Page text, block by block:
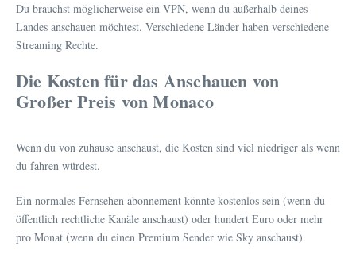
Du brauchst möglicherweise ein VPN, wenn du außerhalb deines
Landes anschauen möchtest. Verschiedene Länder haben verschiedene
Streaming Rechte.
Die Kosten für das Anschauen von
Großer Preis von Monaco
Wenn du von zuhause anschaust, die Kosten sind viel niedriger als wenn
du fahren würdest.
Ein normales Fernsehen abonnement könnte kostenlos sein (wenn du
öffentlich rechtliche Kanäle anschaust) oder hundert Euro oder mehr
pro Monat (wenn du einen Premium Sender wie Sky anschaust).